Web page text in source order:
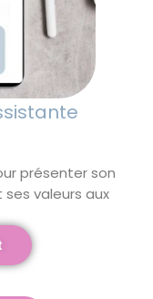
présenter son
valeurs aux